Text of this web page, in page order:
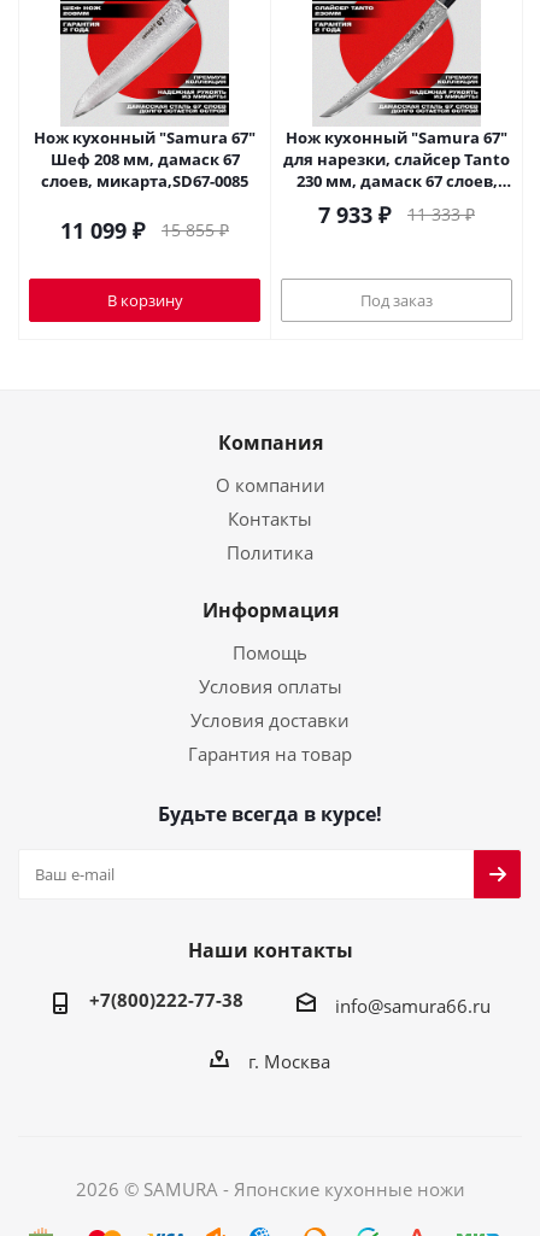
Нож кухонный "Samura 67"
Шеф 208 мм, дамаск 67
слоев, микарта,SD67-0085
11 099 ₽ 15 855₽
В корзину
Нож кухонный "Samura 67"
для нарезки, слайсер Tanto
230 мм, дамаск 67 слоев,
микарта,SD67-0046
7 933 ₽ 11 333₽
Под заказ
Компания
О компании
Контакты
Политика
Информация
Помощь
Условия оплаты
Условия доставки
Гарантия на товар
Будьте всегда в курсе!
Наши контакты
+7(800)222-77-38 info@samura66.ru
г. Москва
2026 © SAMURA - Японские кухонные ножи